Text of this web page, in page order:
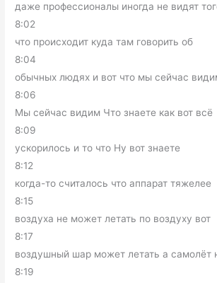
даже профессионалы иногда не видят
8:02
что происходит куда там говорить об
8:04
обычных людях и вот что мы сейчас
8:06
Мы сейчас видим Что знаете как вот всё
8:09
ускорилось и то что Ну вот знаете
8:12
когда-то считалось что аппарат тяжелее
8:15
воздуха не может летать по воздуху вот
8:17
воздушный шар может летать а самолёт
8:19